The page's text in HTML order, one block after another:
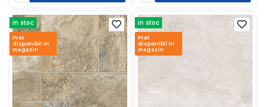
in stoc
Pret
disponibil in
magazin
in stoc
Pret
disponibil in
magazin